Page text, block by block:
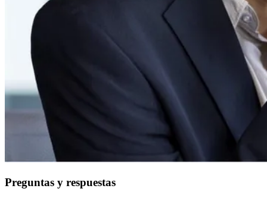
Preguntas y respuestas